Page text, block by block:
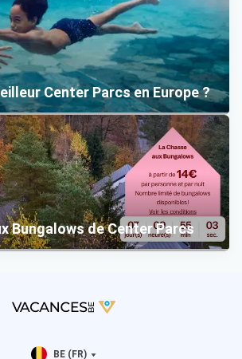
Center Parcs en Europe ?
Bungalows de Center Parcs
BE (FR)